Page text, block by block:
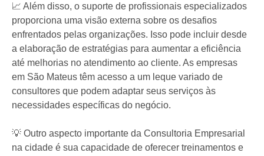
📈 Além disso, o suporte de profissionais especializados
proporciona uma visão externa sobre os desafios
enfrentados pelas organizações. Isso pode incluir desde
a elaboração de estratégias para aumentar a eficiência
até melhorias no atendimento ao cliente. As empresas
em São Mateus têm acesso a um leque variado de
consultores que podem adaptar seus serviços às
necessidades específicas do negócio.
💡 Outro aspecto importante da Consultoria Empresarial
na cidade é sua capacidade de oferecer treinamentos e